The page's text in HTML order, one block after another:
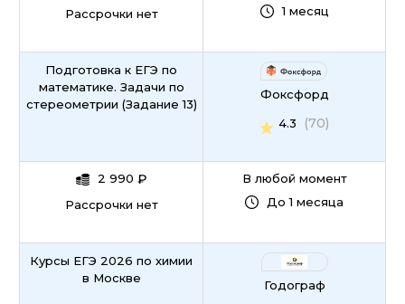
Рассрочки нет
1 месяц
Подготовка к ЕГЭ по
математике. Задачи по
стереометрии (Задание 13)
2 990 ₽
Рассрочки нет
Фоксфорд
4.3
(70)
В любой момент
До 1 месяца
Курсы ЕГЭ 2026 по химии
в Москве
Годограф